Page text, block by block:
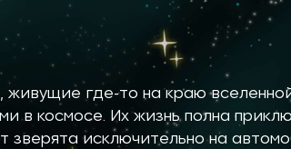
живущие где-то на краю
в космосе. Их жизнь полна
зверята исключительно на